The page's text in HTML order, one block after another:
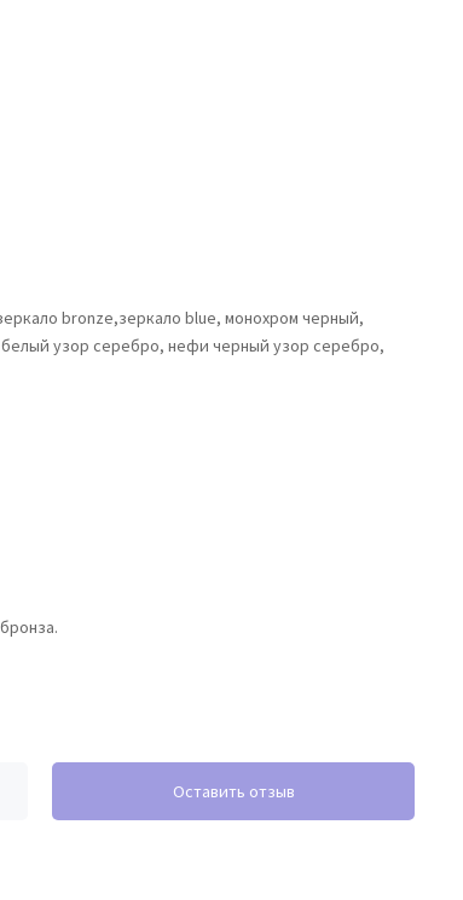
bronze,зеркало blue, монохром черный,
узор серебро, нефи черный узор серебро,
Оставить отзыв